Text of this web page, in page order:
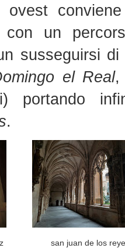
con un
susseguirsi
el Real
portando
.
san juan de los